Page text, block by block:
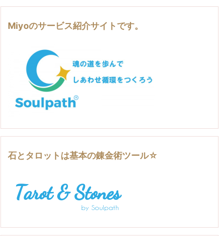
Miyoのサービス紹介サイトです。
石とタロットは基本の錬金術ツール☆